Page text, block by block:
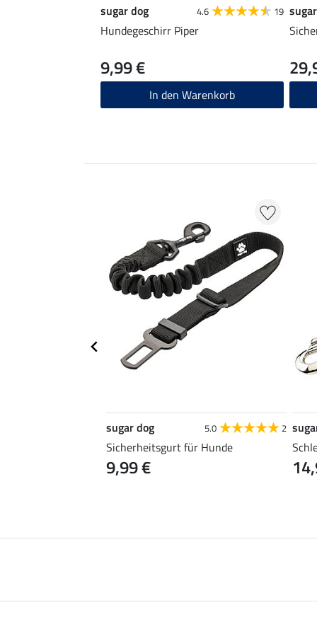
sugar dog 4.6 19
Hundegeschirr Piper
9,99 €
In den Warenkorb
sugar dog 5.0 2
Sicherheitsgurt für Hunde
9,99 €